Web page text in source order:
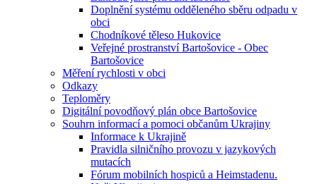
Doplnění systému odděleného sběru odpadu v
obci
Chodníkové těleso Hukovice
Veřejné prostranství Bartošovice - Obec
Bartošovice
Měření rychlosti v obci
Odkazy
Teploměry
Digitální povodňový plán obce Bartošovice
Souhrn informací a pomoci občanům Ukrajiny
Informace k Ukrajině
Pravidla silničního provozu v jazykových
mutacích
Fórum mobilních hospiců a Heimstadenu.